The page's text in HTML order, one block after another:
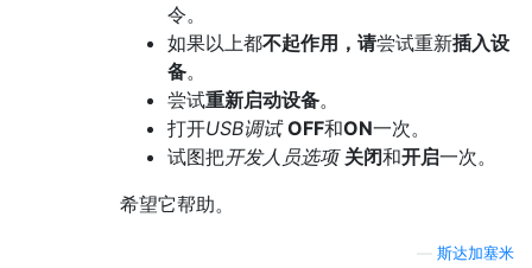
令。
如果以上都不起作用，请尝试重新插入设
备。
尝试重新启动设备。
打开USB调试 OFF和ON一次。
试图把开发人员选项 关闭和开启一次。
希望它帮助。
斯达加塞米